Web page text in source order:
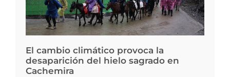
El cambio climático provoca la
desaparición del hielo sagrado en
Cachemira